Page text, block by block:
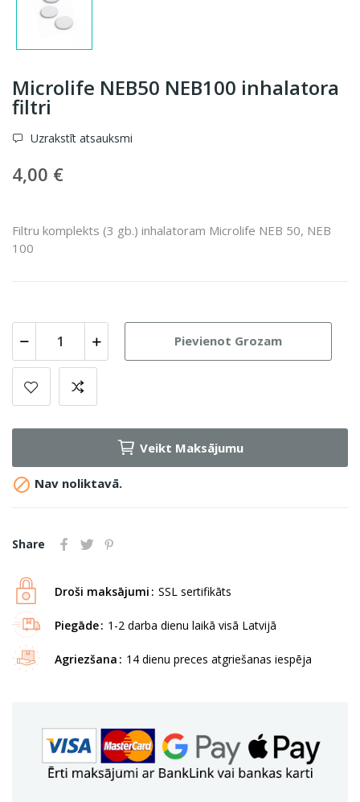
Microlife NEB50 NEB100 inhalatora
filtri
Uzrakstīt atsauksmi
4,00 €
Filtru komplekts (3 gb.) inhalatoram Microlife NEB 50, NEB
100
Pievienot Grozam
Veikt Maksājumu
 Nav noliktavā.
Share
Droši maksājumi SSL sertifikāts
Piegāde 1-2 darba dienu laikā visā Latvijā
Agriezšana 14 dienu preces atgriešanas iespēja